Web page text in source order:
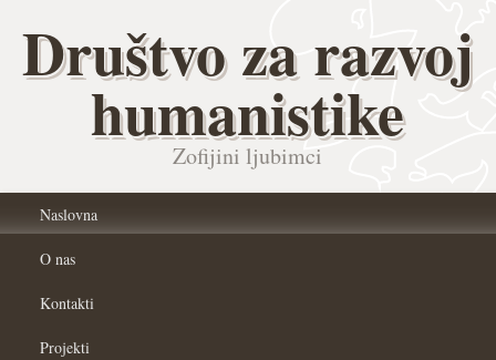
Društvo za razvoj
humanistike
Zofijini ljubimci
Naslovna
O nas
Kontakti
Projekti